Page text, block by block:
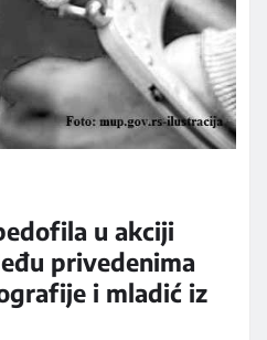
u akciji
privedenima
i mladić iz